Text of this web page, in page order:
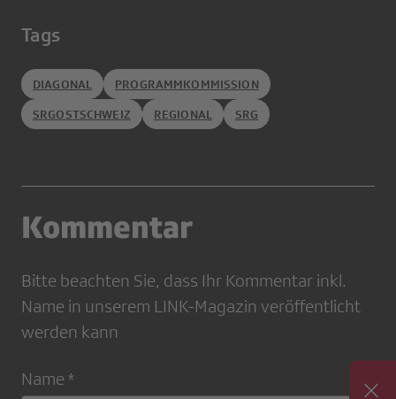
Tags
DIAGONAL PROGRAMMKOMMISSION
SRGOSTSCHWEIZ REGIONAL SRG
Kommentar
Bitte beachten Sie, dass Ihr Kommentar inkl.
Name in unserem LINK-Magazin veröffentlicht
werden kann
Name *